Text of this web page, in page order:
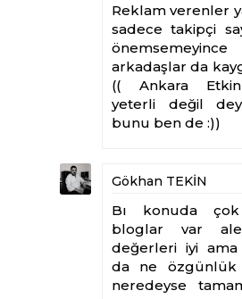
Reklam verenler
sadece takipçi
arkadaşlar da
(( Ankara
yeterli değil
bunu ben de :))
Gökhan TEKİN
Bı konuda çok
bloglar var
değerleri iyi ama
da ne
neredeyse